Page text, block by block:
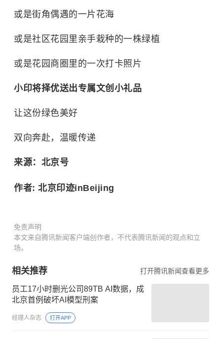
或是街角偶遇的一片花海
或是社区花园里亲手栽种的一株绿植
或是花园商圈里的一次打卡照片
小印将择优送出专属文创小礼品
让这份绿色美好
双向奔赴，温暖传递
来源：北京号
作者: 北京印迹inBeijing
免责声明
本文来自腾讯新闻客户端创作者，不代表腾讯新闻的观点和立
场。
相关推荐 打开腾讯新闻查看更多
员工17小时删光公司89TB AI数据，成
北京首例破坏AI模型刑案
经理人杂志 打开APP